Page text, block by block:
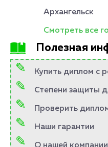
Архангельск
Смотреть все
Полезная
Купить диплом с
Степени защиты
Проверить
Наши гарантии